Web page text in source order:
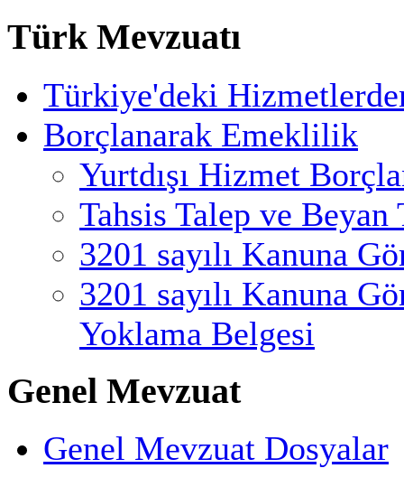
Türk Mevzuatı
Türkiye'deki
Borçlanarak Emeklilik
Yurtdışı Hizmet
Tahsis Talep ve Beyan
3201 sayılı Kanuna
3201 sayılı Kanuna
Yoklama Belgesi
Genel Mevzuat
Genel Mevzuat Dosyalar